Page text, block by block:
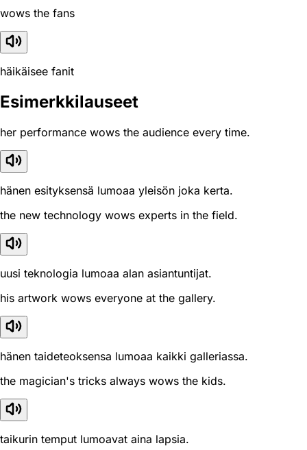
wows the fans
häikäisee fanit
Esimerkkilauseet
her performance wows the audience every time.
hänen esityksensä lumoaa yleisön joka kerta.
the new technology wows experts in the field.
uusi teknologia lumoaa alan asiantuntijat.
his artwork wows everyone at the gallery.
hänen taideteoksensa lumoaa kaikki galleriassa.
the magician's tricks always wows the kids.
taikurin temput lumoavat aina lapsia.